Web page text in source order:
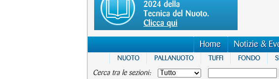
2024 della
Tecnica del Nuoto.
Clicca qui
Home Notizie &
NUOTO PALLANUOTO TUFFI FONDO
Cerca tra le sezioni: